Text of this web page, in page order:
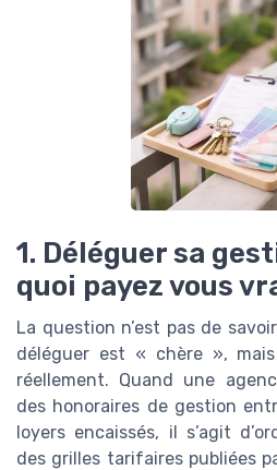
1. Déléguer sa
quoi payez vous
La question n’est pas de
déléguer est « chère »,
réellement. Quand une
des honoraires de gestion
loyers encaissés, il s’agit
des grilles tarifaires publiées